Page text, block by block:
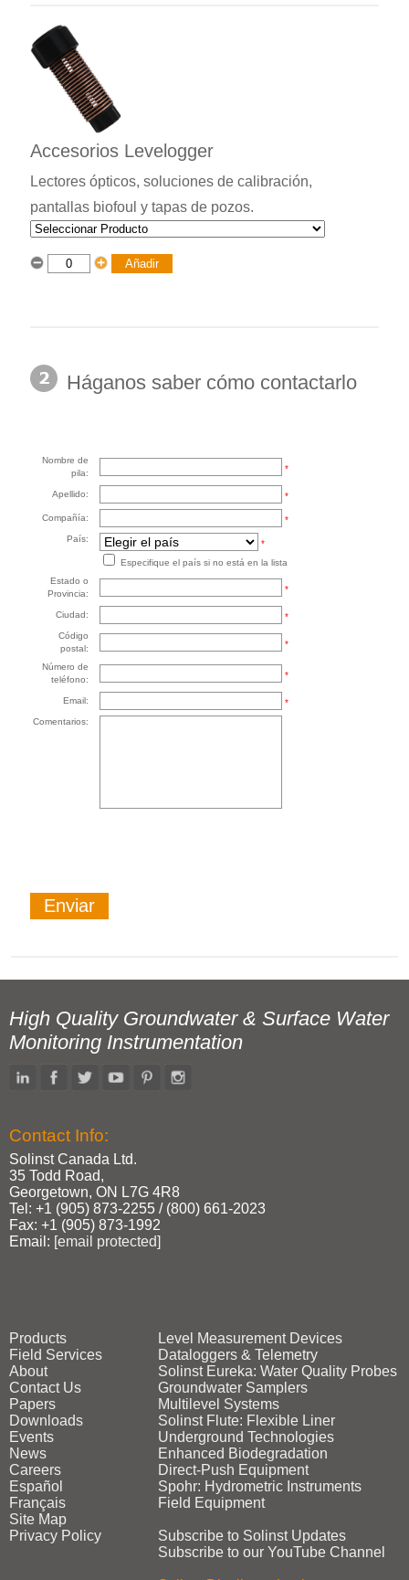
Accesorios Levelogger
Lectores ópticos, soluciones de calibración,
pantallas biofoul y tapas de pozos.
Háganos saber cómo contactarlo
Nombre de
pila:
*
Apellido: *
Compañía:
*
País:
*
Especifique el país si no está en la lista
Estado o
Provincia:
*
Ciudad:
*
Código
postal:
*
Número de
teléfono:
*
Email:
*
Comentarios:
High Quality Groundwater & Surface Water
Monitoring Instrumentation
Contact Info:
Solinst Canada Ltd.
35 Todd Road,
Georgetown, ON L7G 4R8
Tel: +1 (905) 873‑2255 / (800) 661‑2023
Fax: +1 (905) 873‑1992
Email: [email protected]
Products
Field Services
About
Contact Us
Papers
Downloads
Events
News
Careers
Español
Français
Site Map
Privacy Policy
Level Measurement Devices
Dataloggers & Telemetry
Solinst Eureka: Water Quality Probes
Groundwater Samplers
Multilevel Systems
Solinst Flute: Flexible Liner
Underground Technologies
Enhanced Biodegradation
Direct‑Push Equipment
Spohr: Hydrometric Instruments
Field Equipment
Subscribe to Solinst Updates
Subscribe to our YouTube Channel